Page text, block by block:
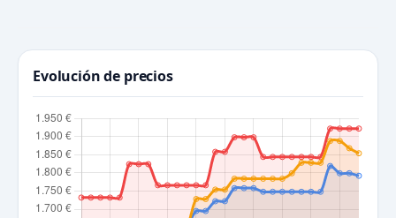
Evolución de precios